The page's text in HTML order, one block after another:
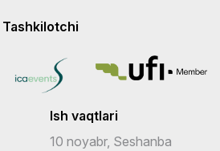
Tashkilotchi
Ish vaqtlari
10 noyabr, Seshanba